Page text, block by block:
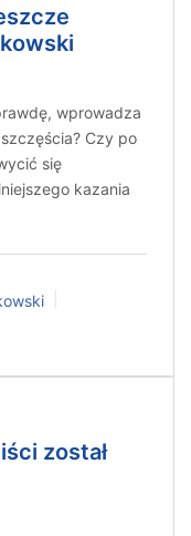
wprowadza
Czy po
się
kazania
został